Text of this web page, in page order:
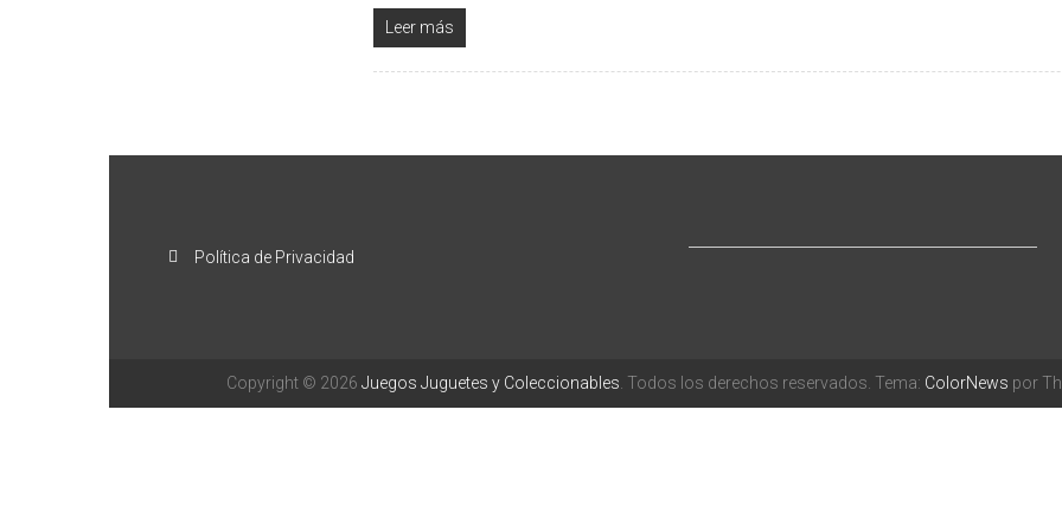
Leer más
Política de Privacidad
Copyright © 2026 Juegos Juguetes y Coleccionables . Todos los derechos reservados. Tema: ColorNews por